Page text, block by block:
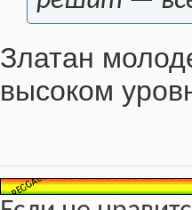
Златан
высоком